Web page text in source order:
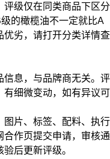
评级仅在 同类商品下区分
的橄榄油不一定就比A
优劣，请打开分类详情查
息， 与品牌商无关。评
有细微变动，如有异议可
图片、标签、配料、执行
作页提交申请，审核通
后更新评级。